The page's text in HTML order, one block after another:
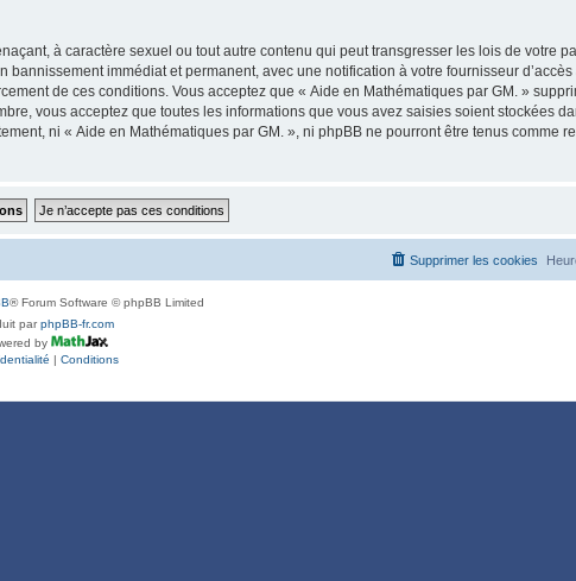
à caractère sexuel ou tout autre contenu qui peut transgresser les lois de votre
immédiat et permanent, avec une notification à votre fournisseur
de ces conditions. Vous acceptez que « Aide en Mathématiques par GM. »
vous acceptez que toutes les informations que vous avez saisies soient stockées
ni « Aide en Mathématiques par GM. », ni phpBB ne pourront être tenus comme
Supprimer les cookies
® Forum Software © phpBB Limited
parphpBB-fr.com
by
| Conditions